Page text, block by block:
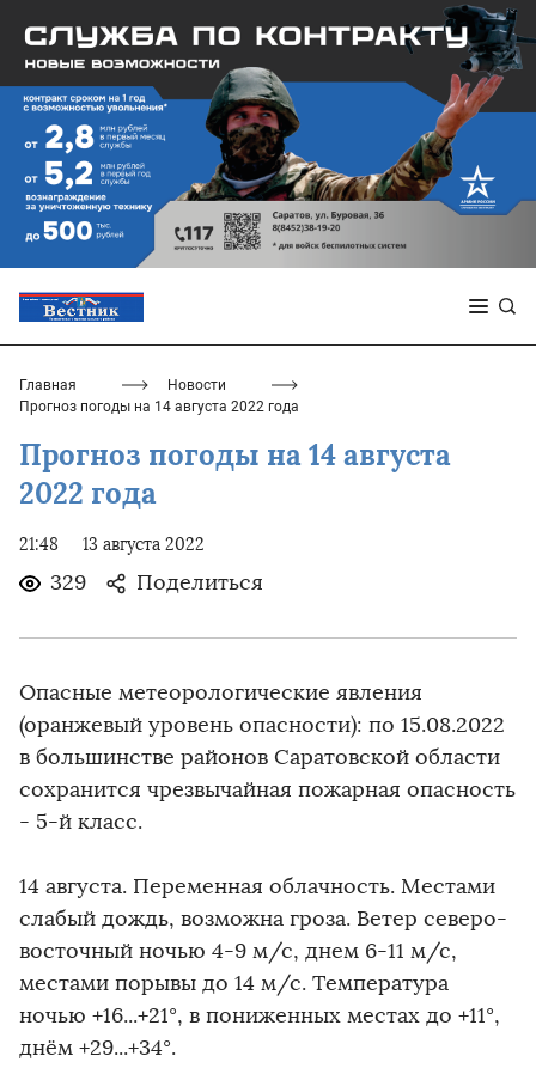
Главная
Новости
Прогноз погоды на 14 августа 2022 года
Прогноз погоды на 14 августа
2022 года
21:48 13 августа 2022
329 Поделиться
Опасные метеорологические явления
(оранжевый уровень опасности): по 15.08.2022
в большинстве районов Саратовской области
сохранится чрезвычайная пожарная опасность
- 5-й класс.
14 августа. Переменная облачность. Местами
слабый дождь, возможна гроза. Ветер северо-
восточный ночью 4-9 м/с, днем 6-11 м/с,
местами порывы до 14 м/с. Температура
ночью +16...+21°, в пониженных местах до +11°,
днём +29...+34°.